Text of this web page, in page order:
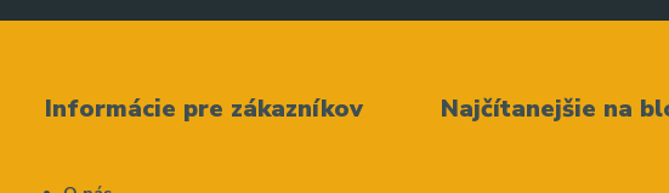
Informácie pre zákazníkov Najčítanejšie na